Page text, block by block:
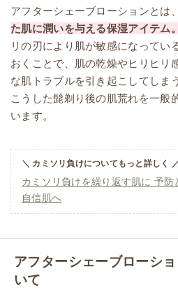
アフターシェーブローションとは、
た肌に潤いを与える保湿アイテム。
リの刃により肌が敏感になってい
おくことで、肌の乾燥やヒリヒリ
な肌トラブルを引き起こしてしま
こうした髭剃り後の肌荒れを一般
います。
＼ カミソリ負けについてもっと詳しく
カミソリ負けを繰り返す肌に 予
自信肌へ
アフターシェーブローシ
いて